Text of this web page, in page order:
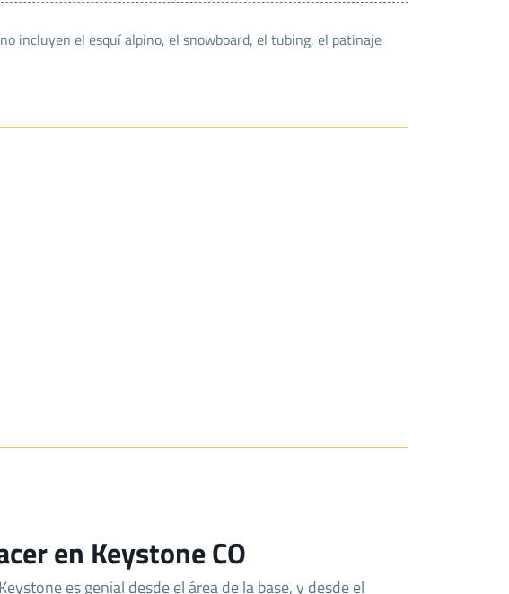
incluyen el esquí alpino, el snowboard, el tubing, el patinaje
en Keystone CO
es genial desde el área de la base, y desde el